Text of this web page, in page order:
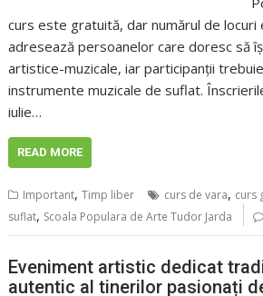
curs este gratuită, dar numărul de locuri
adresează persoanelor care doresc să
artistice-muzicale, iar participanții
instrumente muzicale de suflat.
iulie…
READ MORE
Important,Timp liber curs de vara, curs
suflat, Scoala Populara de Arte Tudor Jarda
Eveniment artistic dedicat
autentic al tinerilor pasionați